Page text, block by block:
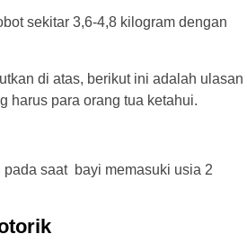
sekitar 3,6-4,8 kilogram dengan
di atas, berikut ini adalah ulasan
harus para orang tua ketahui.
pada saat bayi memasuki usia 2